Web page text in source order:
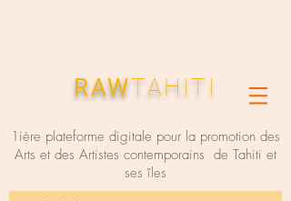
RAWTAHITI
1ière plateforme digitale pour la promotion des
Arts et des Artistes contemporains de Tahiti et
ses îles